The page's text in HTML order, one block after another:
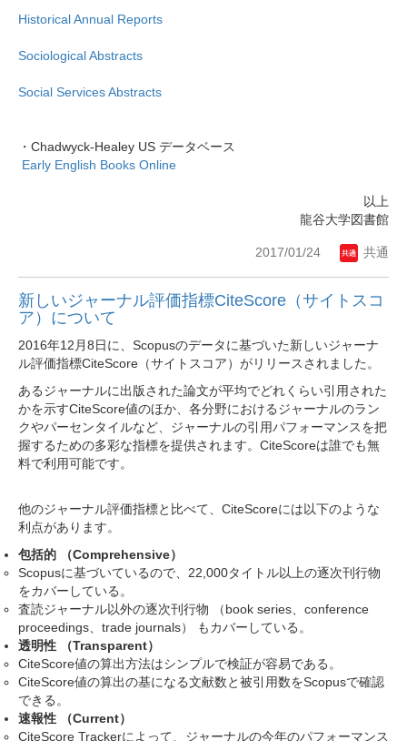
Historical Annual Reports
Sociological Abstracts
Social Services Abstracts
・Chadwyck-Healey US データベース
Early English Books Online
以上
龍谷大学図書館
2017/01/24 共通
新しいジャーナル評価指標CiteScore（サイトスコ
ア）について
2016年12月8日に、Scopusのデータに基づいた新しいジャーナ
ル評価指標CiteScore（サイトスコア）がリリースされました。
あるジャーナルに出版された論文が平均でどれくらい引用された
かを示すCiteScore値のほか、各分野におけるジャーナルのラン
クやパーセンタイルなど、ジャーナルの引用パフォーマンスを把
握するための多彩な指標を提供されます。CiteScoreは誰でも無
料で利用可能です。
他のジャーナル評価指標と比べて、CiteScoreには以下のような
利点があります。
包括的 （Comprehensive）
Scopusに基づいているので、22,000タイトル以上の逐次刊行物
をカバーしている。
査読ジャーナル以外の逐次刊行物 （book series、conference
proceedings、trade journals） もカバーしている。
透明性 （Transparent）
CiteScore値の算出方法はシンプルで検証が容易である。
CiteScore値の算出の基になる文献数と被引用数をScopusで確認
できる。
速報性 （Current）
CiteScore Trackerによって、ジャーナルの今年のパフォーマンス